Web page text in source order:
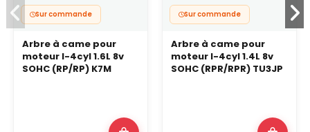
Sur commande
Arbre à came pour
moteur I-4cyl 1.6L 8v
SOHC (RP/RP) K7M
Sur commande
Arbre à came pour
moteur I-4cyl 1.4L 8v
SOHC (RPR/RPR) TU3JP